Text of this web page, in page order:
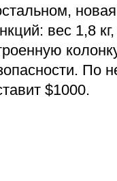
вес 1,8
По
$1000.